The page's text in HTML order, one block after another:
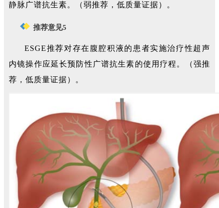
静脉广谱抗生素。（弱推荐，低质量证据）。
推荐意见5
ESGE推荐对存在腹腔积液的患者实施治疗性超声
内镜操作应延长预防性广谱抗生素的使用疗程。（强推
荐，低质量证据）。